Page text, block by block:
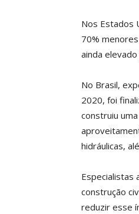
Nos Estados
70%
ainda
No Brasil,
2020, foi
construiu
hidráulicas,
Especialistas
construção
reduzir esse